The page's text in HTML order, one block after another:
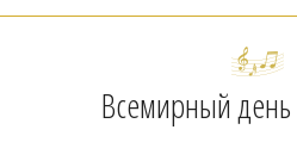
Всемирный день